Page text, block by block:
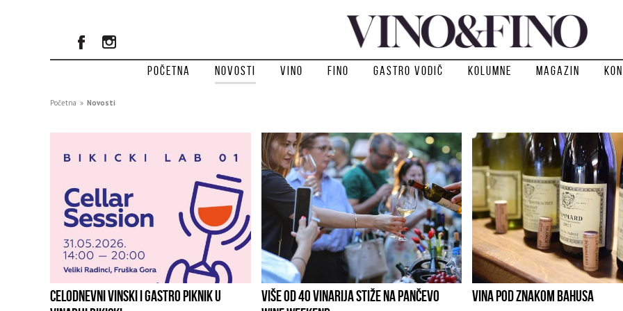
Početna Novosti Vino Fino Gastro vodič Kolumne Magazin
Početna » Novosti
CELODNEVNI VINSKI I GASTRO PIKNIK U
VIŠE OD 40 VINARIJA STIŽE NA PANČEVO
VINA POD ZNAKOM BAHUSA